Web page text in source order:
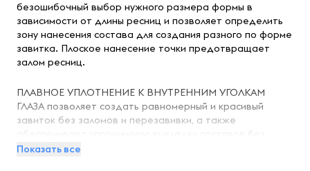
безошибочный выбор нужного размера формы в
зависимости от длины ресниц и позволяет определить
зону нанесения состава для создания разного по форме
завитка. Плоское нанесение точки предотвращает
залом ресниц.
ПЛАВНОЕ УПЛОТНЕНИЕ К ВНУТРЕННИМ УГОЛКАМ
ГЛАЗА позволяет создать равномерный и красивый
завиток без заломов и перезавивки, а также
обеспечивает упрощенную выкладку составов без
специальных замеров.
Показать все